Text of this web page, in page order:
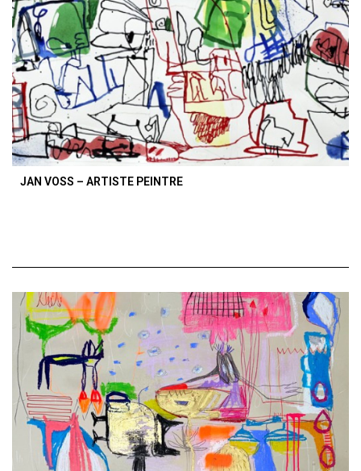
JAN VOSS – ARTISTE PEINTRE